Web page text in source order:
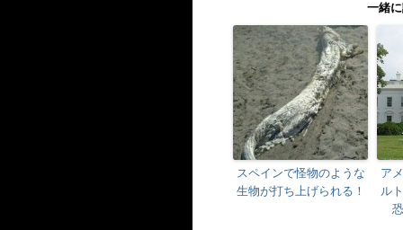
一緒
スペインで怪物のような
生物が打ち上げられる！
ア
ル